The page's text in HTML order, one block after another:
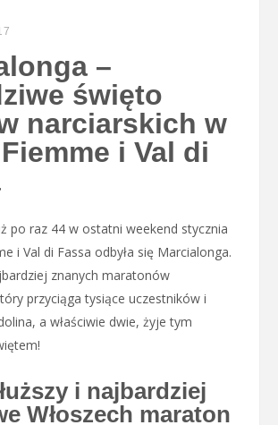
–
święto
narciarskich w
i Val di
po raz 44 w ostatni weekend stycznia
i Val di Fassa odbyła się Marcialonga.
znanych maratonów
przyciąga tysiące uczestników i
a właściwie dwie, żyje tym
i najbardziej
Włoszech maraton